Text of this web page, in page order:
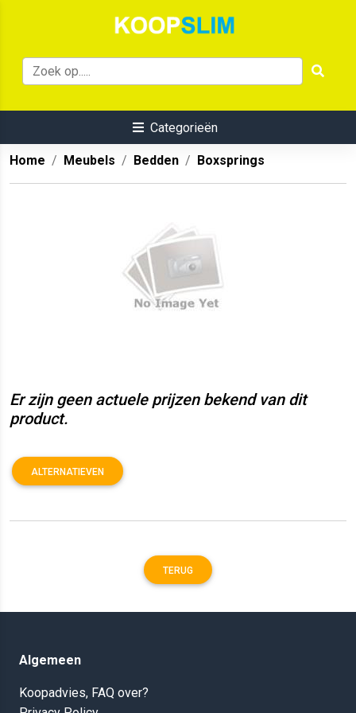
Categorieën
Home Meubels Bedden Boxsprings
Er zijn geen actuele prijzen bekend van dit
product.
ALTERNATIEVEN
TERUG
Algemeen
Koopadvies, FAQ over?